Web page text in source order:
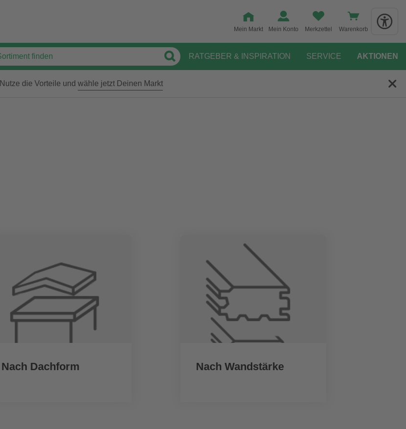
Mein Markt Mein Konto Merkzettel Warenkorb
RATGEBER & INSPIRATION SERVICE AKTIONEN
Nutze die Vorteile und wähle jetzt Deinen Markt
Nach Dachform Nach Wandstärke